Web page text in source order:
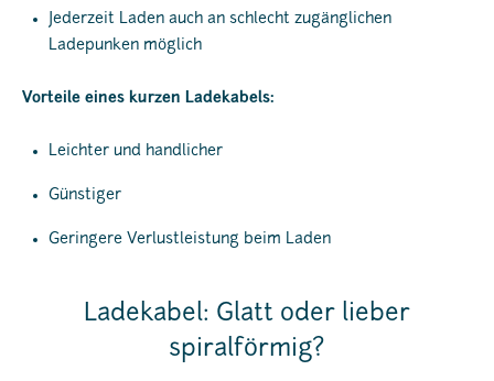
Jederzeit Laden auch an schlecht zugänglichen
Ladepunken möglich
Vorteile eines kurzen Ladekabels:
Leichter und handlicher
Günstiger
Geringere Verlustleistung beim Laden
Ladekabel: Glatt oder lieber
spiralförmig?